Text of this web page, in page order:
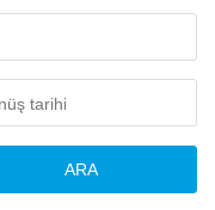
ARA